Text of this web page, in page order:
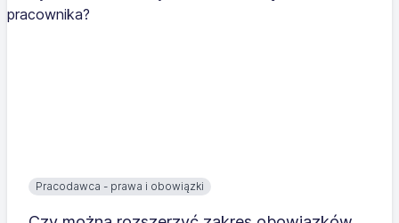
Pracodawca - prawa i obowiązki